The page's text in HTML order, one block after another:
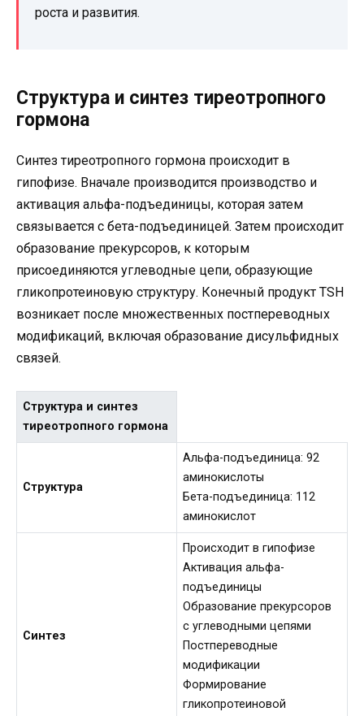
роста и развития.
Структура и синтез тиреотропного
гормона
Синтез тиреотропного гормона происходит в
гипофизе. Вначале производится производство и
активация альфа-подъединицы, которая затем
связывается с бета-подъединицей. Затем происходит
образование прекурсоров, к которым
присоединяются углеводные цепи, образующие
гликопротеиновую структуру. Конечный продукт TSH
возникает после множественных постпереводных
модификаций, включая образование дисульфидных
связей.
Структура и синтез
тиреотропного гормона
Структура
Альфа-подъединица: 92
аминокислоты
Бета-подъединица: 112
аминокислот
Синтез
Происходит в гипофизе
Активация альфа-
подъединицы
Образование прекурсоров
с углеводными цепями
Постпереводные
модификации
Формирование
гликопротеиновой